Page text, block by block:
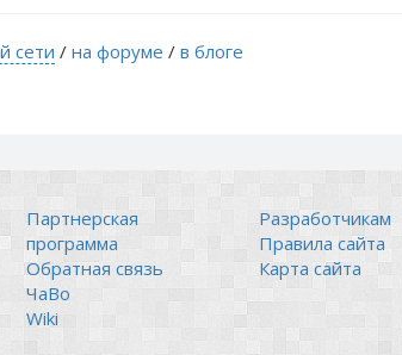
сети / на форуме / в блоге
Партнерская
программа
Обратная связь
ЧаВо
Wiki
Разработчикам
Правила сайта
Карта сайта